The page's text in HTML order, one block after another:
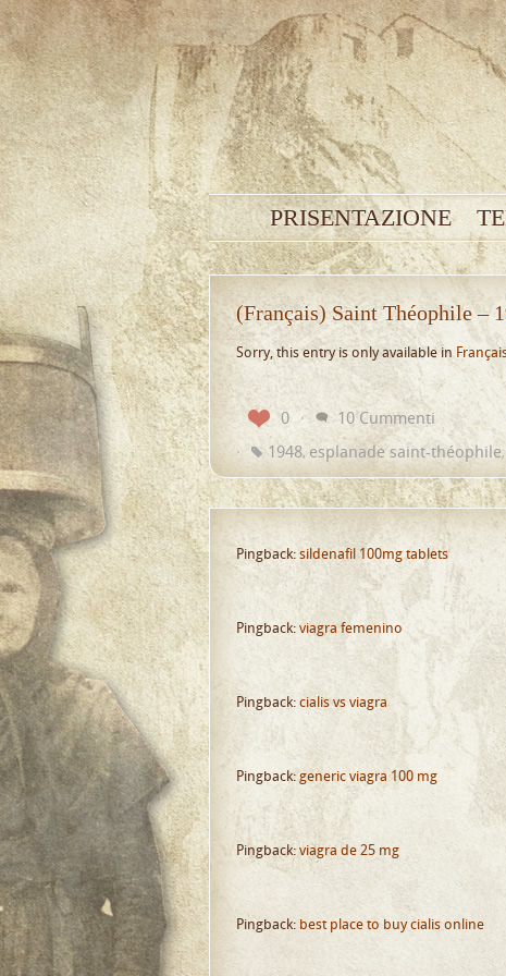
PRISENTAZIONE
(Français) Saint Théophile –
Sorry, this entry is only available in
0
10 Cummenti
1948, esplanade saint-théophile,
Pingback:sildenafil 100mg tablets
Pingback:viagra femenino
Pingback:cialis vs viagra
Pingback:generic viagra 100 mg
Pingback:viagra de 25 mg
Pingback: best place to buy cialis online